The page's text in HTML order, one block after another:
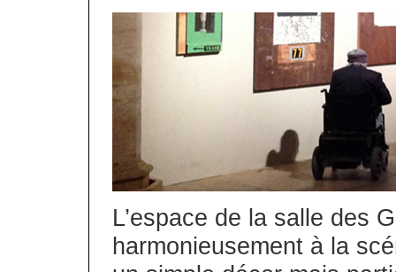
L’espace de la salle des
harmonieusement à la